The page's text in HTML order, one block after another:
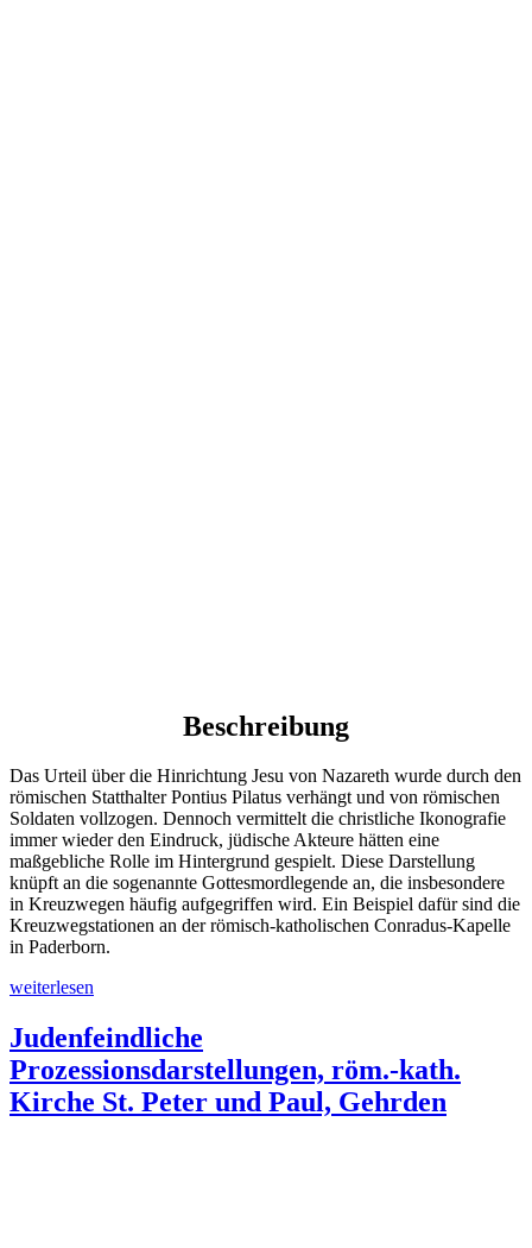
Beschreibung
Das Urteil über die Hinrichtung Jesu von Nazareth wurde durch den
römischen Statthalter Pontius Pilatus verhängt und von römischen
Soldaten vollzogen. Dennoch vermittelt die christliche Ikonografie
immer wieder den Eindruck, jüdische Akteure hätten eine
maßgebliche Rolle im Hintergrund gespielt. Diese Darstellung
knüpft an die sogenannte Gottesmordlegende an, die insbesondere
in Kreuzwegen häufig aufgegriffen wird. Ein Beispiel dafür sind die
Kreuzwegstationen an der römisch-katholischen Conradus-Kapelle
in Paderborn.
„Judenfeindliche
an
der
röm.-
kath.
Conradus-
weiterlesen
Judenfeindliche
Prozessionsdarstellungen, röm.-kath.
Kirche St. Peter und Paul, Gehrden